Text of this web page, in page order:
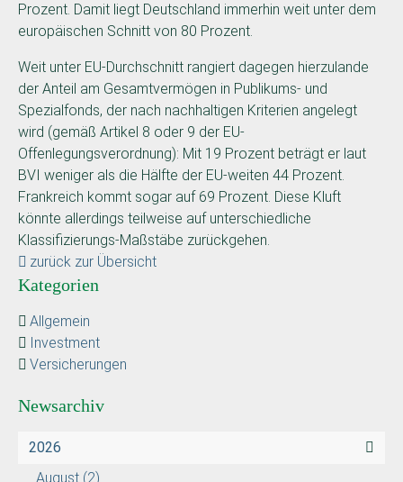
Prozent. Damit liegt Deutschland immerhin weit unter dem
europäischen Schnitt von 80 Prozent.
Weit unter EU-Durchschnitt rangiert dagegen hierzulande
der Anteil am Gesamtvermögen in Publikums- und
Spezialfonds, der nach nachhaltigen Kriterien angelegt
wird (gemäß Artikel 8 oder 9 der EU-
Offenlegungsverordnung): Mit 19 Prozent beträgt er laut
BVI weniger als die Hälfte der EU-weiten 44 Prozent.
Frankreich kommt sogar auf 69 Prozent. Diese Kluft
könnte allerdings teilweise auf unterschiedliche
Klassifizierungs-Maßstäbe zurückgehen.
zurück zur Übersicht
Kategorien
Allgemein
Investment
Versicherungen
Newsarchiv
2026
August (2)